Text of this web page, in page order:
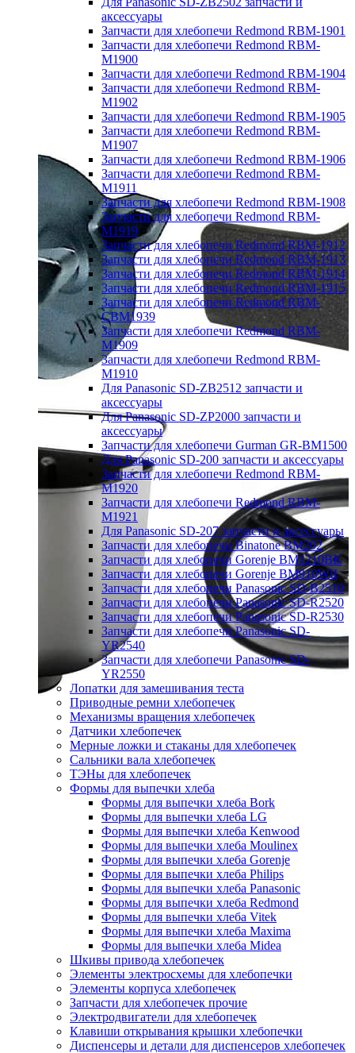
аксессуары
Запчасти для хлебопечи Redmond RBM-1901
Запчасти для хлебопечи Redmond RBM-
M1900
Запчасти для хлебопечи Redmond RBM-1904
Запчасти для хлебопечи Redmond RBM-
M1902
Запчасти для хлебопечи Redmond RBM-1905
Запчасти для хлебопечи Redmond RBM-
M1907
Запчасти для хлебопечи Redmond RBM-1906
Запчасти для хлебопечи Redmond RBM-
M1911
Запчасти для хлебопечи Redmond RBM-1908
Запчасти для хлебопечи Redmond RBM-
M1919
Запчасти для хлебопечи Redmond RBM-1912
Запчасти для хлебопечи Redmond RBM-1913
Запчасти для хлебопечи Redmond RBM-1914
Запчасти для хлебопечи Redmond RBM-1915
Запчасти для хлебопечи Redmond RBM-
CBM1939
Запчасти для хлебопечи Redmond RBM-
M1909
Запчасти для хлебопечи Redmond RBM-
M1910
Для Panasonic SD-ZB2512 запчасти и
аксессуары
Для Panasonic SD-ZP2000 запчасти и
аксессуары
Запчасти для хлебопечи Gurman GR-BM1500
Для Panasonic SD-200 запчасти и аксессуары
Запчасти для хлебопечи Redmond RBM-
M1920
Запчасти для хлебопечи Redmond RBM-
M1921
Для Panasonic SD-207 запчасти и аксессуары
Запчасти для хлебопечи Binatone BM202
Запчасти для хлебопечи Gorenje BM1210BK
Запчасти для хлебопечи Gorenje BM910WII
Запчасти для хлебопечи Panasonic SD-B2510
Запчасти для хлебопечи Panasonic SD-R2520
Запчасти для хлебопечи Panasonic SD-R2530
Запчасти для хлебопечи Panasonic SD-
YR2540
Запчасти для хлебопечи Panasonic SD-
YR2550
Лопатки для замешивания теста
Приводные ремни хлебопечек
Механизмы вращения хлебопечек
Датчики хлебопечек
Мерные ложки и стаканы для хлебопечек
Сальники вала хлебопечек
ТЭНы для хлебопечек
Формы для выпечки хлеба
Формы для выпечки хлеба Bork
Формы для выпечки хлеба LG
Формы для выпечки хлеба Kenwood
Формы для выпечки хлеба Moulinex
Формы для выпечки хлеба Gorenje
Формы для выпечки хлеба Philips
Формы для выпечки хлеба Panasonic
Формы для выпечки хлеба Redmond
Формы для выпечки хлеба Vitek
Формы для выпечки хлеба Maxima
Формы для выпечки хлеба Midea
Шкивы привода хлебопечек
Элементы электросхемы для хлебопечки
Элементы корпуса хлебопечек
Запчасти для хлебопечек прочие
Электродвигатели для хлебопечек
Клавиши открывания крышки хлебопечки
Диспенсеры и детали для диспенсеров хлебопечек